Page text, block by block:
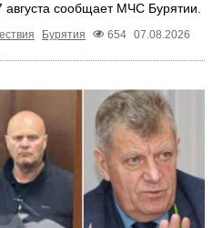
сообщает МЧС Бурятии.
Бурятия 654 07.08.2026